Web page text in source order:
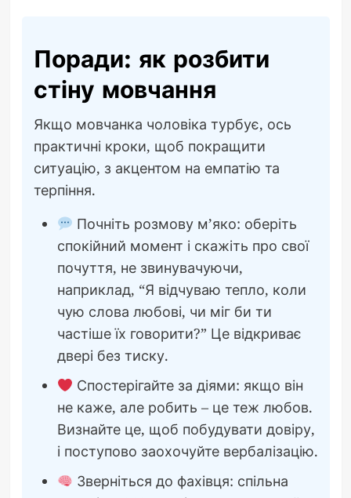
Поради: як розбити
стіну мовчання
Якщо мовчанка чоловіка турбує, ось
практичні кроки, щоб покращити
ситуацію, з акцентом на емпатію та
терпіння.
Почніть розмову м’яко: оберіть
спокійний момент і скажіть про свої
почуття, не звинувачуючи,
наприклад, “Я відчуваю тепло, коли
чую слова любові, чи міг би ти
частіше їх говорити?” Це відкриває
двері без тиску.
Спостерігайте за діями: якщо він
не каже, але робить – це теж любов.
Визнайте це, щоб побудувати довіру,
і поступово заохочуйте вербалізацію.
Зверніться до фахівця: спільна